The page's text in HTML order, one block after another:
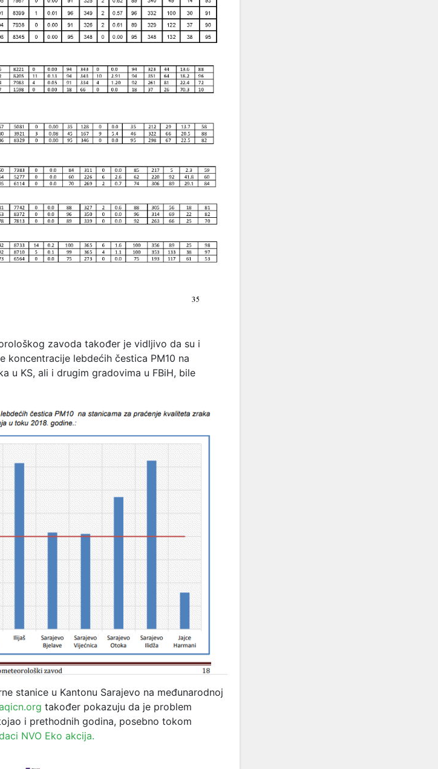
zavoda također je vidljivo da su i
koncentracije lebdećih čestica PM10 na
u KS, ali i drugim gradovima u FBiH, bile
stanice u Kantonu Sarajevo na međunarodnoj
također pokazuju da je problem
i prethodnih godina, posebno tokom
NVO Eko akcija.